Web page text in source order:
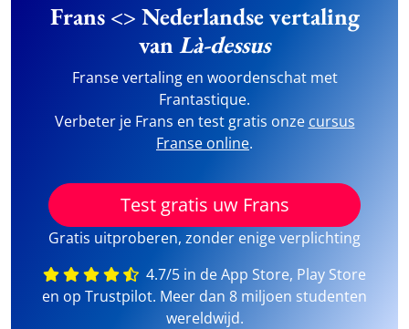
Frans <> Nederlandse vertaling
vanLà-dessus
Franse vertaling en woordenschat met
Frantastique.
Verbeter je Frans en test gratis onze cursus
Franse online.
Test gratis uw Frans
Gratis uitproberen, zonder enige verplichting
4.7/5 in de App Store, Play Store
en op Trustpilot. Meer dan 8 miljoen studenten
wereldwijd.